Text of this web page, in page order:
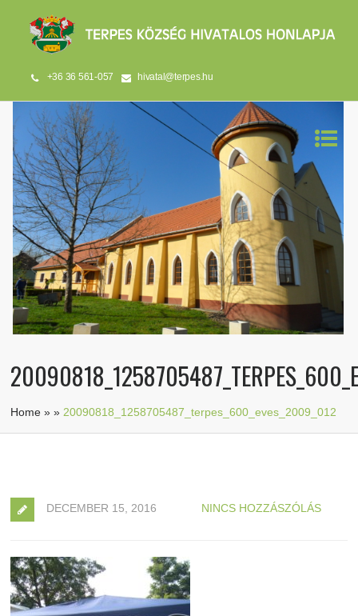
+36 36 561-057 hivatal@terpes.hu
Home »» 20090818_1258705487_terpes_600_eves_2009_012
DECEMBER 15, 2016 NINCS HOZZÁSZÓLÁS